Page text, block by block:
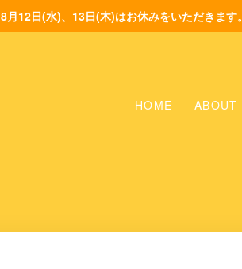
8月12日(水)、13日(木)はお休みをいただきます。
HOME ABOUT